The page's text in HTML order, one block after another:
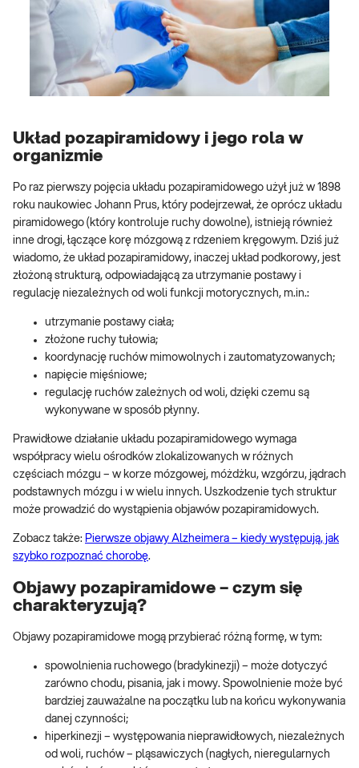
Układ pozapiramidowy i jego rola w
organizmie
Po raz pierwszy pojęcia układu pozapiramidowego użył już w 1898
roku naukowiec Johann Prus, który podejrzewał, że oprócz układu
piramidowego (który kontroluje ruchy dowolne), istnieją również
inne drogi, łączące korę mózgową z rdzeniem kręgowym. Dziś już
wiadomo, że układ pozapiramidowy, inaczej układ podkorowy, jest
złożoną strukturą, odpowiadającą za utrzymanie postawy i
regulację niezależnych od woli funkcji motorycznych, m.in.:
utrzymanie postawy ciała;
złożone ruchy tułowia;
koordynację ruchów mimowolnych i zautomatyzowanych;
napięcie mięśniowe;
regulację ruchów zależnych od woli, dzięki czemu są
wykonywane w sposób płynny.
Prawidłowe działanie układu pozapiramidowego wymaga
współpracy wielu ośrodków zlokalizowanych w różnych
częściach mózgu – w korze mózgowej, móżdżku, wzgórzu, jądrach
podstawnych mózgu i w wielu innych. Uszkodzenie tych struktur
może prowadzić do wystąpienia objawów pozapiramidowych.
Zobacz także: Pierwsze objawy Alzheimera – kiedy występują, jak
szybko rozpoznać chorobę.
Objawy pozapiramidowe – czym się
charakteryzują?
Objawy pozapiramidowe mogą przybierać różną formę, w tym:
spowolnienia ruchowego (bradykinezji) – może dotyczyć
zarówno chodu, pisania, jak i mowy. Spowolnienie może być
bardziej zauważalne na początku lub na końcu wykonywania
danej czynności;
hiperkinezji – występowania nieprawidłowych, niezależnych
od woli, ruchów – pląsawiczych (nagłych, nieregularnych